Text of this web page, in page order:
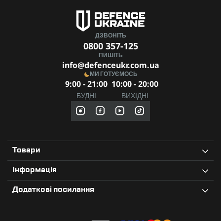
ДЗВОНІТЬ
0800 357-125
ПИШІТЬ
info@defenceukr.com.ua
МИ ГОТУЄМОСЬ
9:00 - 21:00
БУДНІ
10:00 - 20:00
ВИХІДНІ
Товари
Інформація
Додаткові посилання